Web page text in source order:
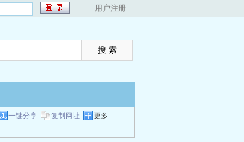
用户注册
一键分享 复制网址 更多